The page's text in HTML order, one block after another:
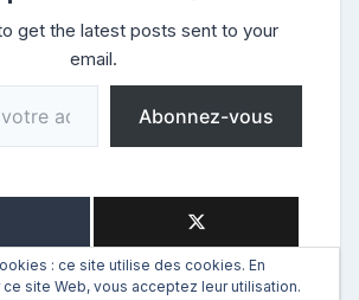
get the latest posts sent to your
email.
Abonnez-vous
: ce site utilise des cookies. En
ce site Web, vous acceptez leur utilisation.